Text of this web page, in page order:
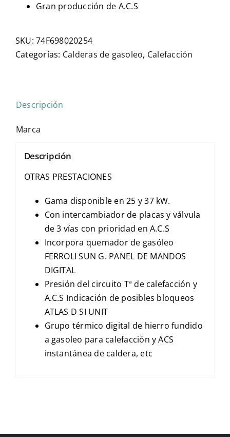
Gran producción de A.C.S
SKU:74F698020254
Categorías: Calderas de gasoleo, Calefacción
Descripción
Marca
Descripción
OTRAS PRESTACIONES
Gama disponible en 25 y 37 kW.
Con intercambiador de placas y válvula
de 3 vías con prioridad en A.C.S
Incorpora quemador de gasóleo
FERROLI SUN G. PANEL DE MANDOS
DIGITAL
Presión del circuito Tª de calefacción y
A.C.S Indicación de posibles bloqueos
ATLAS D SI UNIT
Grupo térmico digital de hierro fundido
a gasoleo para calefacción y ACS
instantánea de caldera, etc